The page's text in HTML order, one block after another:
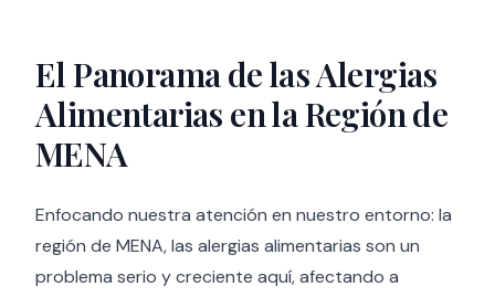
El Panorama de las Alergias
Alimentarias en la Región de
MENA
Enfocando nuestra atención en nuestro entorno: la
región de MENA, las alergias alimentarias son un
problema serio y creciente aquí, afectando a